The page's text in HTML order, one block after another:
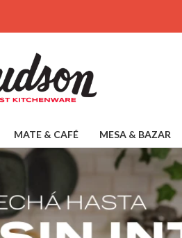
MATE & CAFÉ MESA & BAZAR